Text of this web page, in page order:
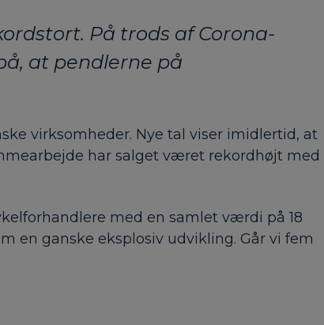
På trods af Corona-
at pendlerne på
virksomheder. Nye tal viser imidlertid, at
har salget været rekordhøjt med
med en samlet værdi på 18
en ganske eksplosiv udvikling. Går vi fem